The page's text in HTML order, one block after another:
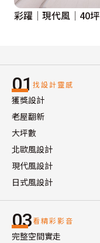
彩躍│現代風│40坪
01 找設計靈感
獲獎設計
老屋翻新
大坪數
北歐風設計
現代風設計
日式風設計
03看精彩影音
完整空間實走